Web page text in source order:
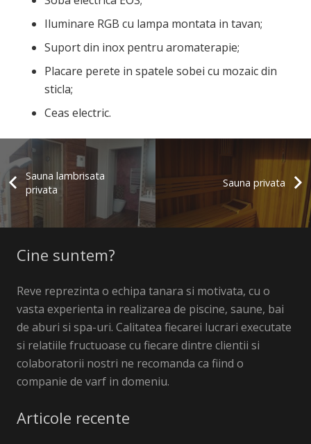
Iluminare RGB cu lampa montata in tavan;
Suport din inox pentru aromaterapie;
Placare perete in spatele sobei cu mozaic din
sticla;
Ceas electric.
Sauna lambrisata
privata
Sauna privata
Cine suntem?
Reve reprezinta o echipa tanara si motivata, cu o
vasta experienta in realizarea de piscine, saune, bai
de aburi si spa-uri. Calitatea fiecarei lucrari executate
si relatiile fructuoase cu fiecare dintre clientii si
colaboratorii nostri ne recomanda ca fiind o
companie de varf in domeniu.
Articole recente